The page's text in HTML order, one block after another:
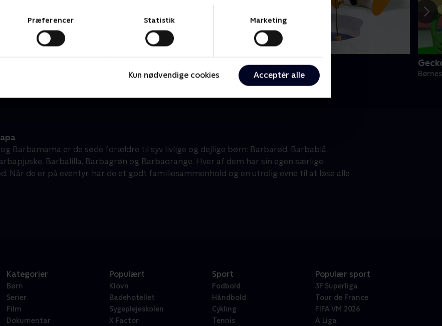
Præferencer Statistik Marketing
Kun nødvendige cookies Acceptér alle
Børneserier • 6 sæsoner
Barbamama er de søde forældre til syv livlige og dejlige børn: Barbarød, Barbablå,
Barbalilla, Barbagrøn og Barbaorange. Hver af dem har sin egen særlige
Når de er på eventyr, har de et godt familiesammenhold og en utrolig evne til at løse alle
Kategorier
Børn
Serier
Film
Dokumentar
Populært
Klovn
Badehotellet
Sygeplejeskolen
X Factor
Sport
Fodbold
Håndbold
Cykling
Tennis
Populær sport
3F Superliga
Tour de France
FIFA VM 2026
A Liga